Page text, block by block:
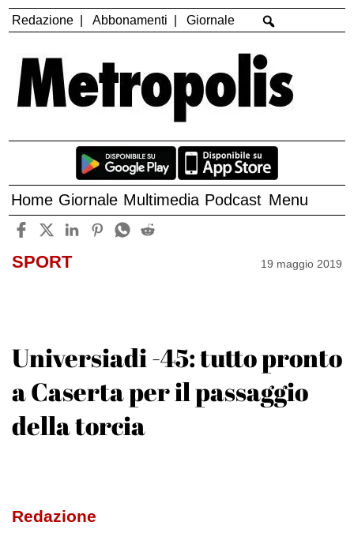
Redazione Abbonamenti Giornale
Home Giornale Multimedia Podcast Menu
SPORT 19 maggio 2019
Universiadi -45: tutto pronto
a Caserta per il passaggio
della torcia
Redazione